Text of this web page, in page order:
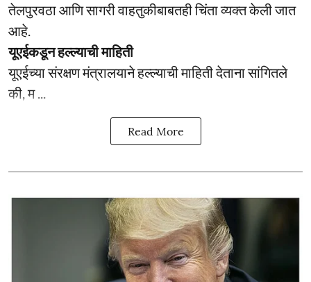
तेलपुरवठा आणि सागरी वाहतुकीबाबतही चिंता व्यक्त केली जात
आहे.
यूएईकडून हल्ल्याची माहिती
यूएईच्या संरक्षण मंत्रालयाने हल्ल्याची माहिती देताना सांगितले
की, म ...
Read More